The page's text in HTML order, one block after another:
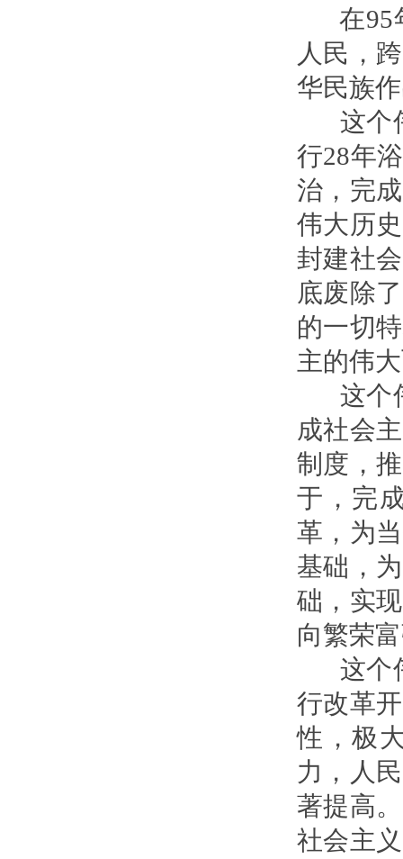
在95
人民，
华民族
这个伟
行28年
治，完
伟大历
封建社
底废除
的一切
主的伟
这个伟
成社会
制度，
于，完
革，为
基础，
础，实
向繁荣
这个伟
行改革
性，极
力，人
著提高
社会主